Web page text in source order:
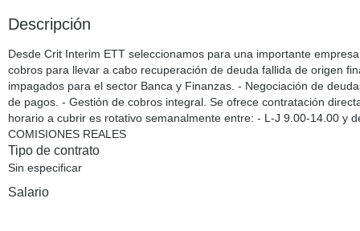
Descripción
Desde Crit Interim ETT seleccionamos para una importante
cobros para llevar a cabo recuperación de deuda fallida de origen
impagados para el sector Banca y Finanzas. - Negociación de
de pagos. - Gestión de cobros integral. Se ofrece contratación
horario a cubrir es rotativo semanalmente entre: - L-J 9.00-14.00 y
COMISIONES REALES
Tipo de contrato
Sin especificar
Salario